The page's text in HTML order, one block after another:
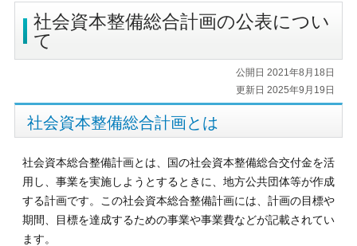
社会資本整備総合計画の公表につい
て
公開日 2021年8月18日
更新日 2025年9月19日
社会資本整備総合計画とは
社会資本総合整備計画とは、国の社会資本整備総合交付金を活
用し、事業を実施しようとするときに、地方公共団体等が作成
する計画です。この社会資本総合整備計画には、計画の目標や
期間、目標を達成するための事業や事業費などが記載されてい
ます。